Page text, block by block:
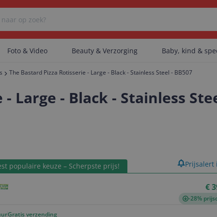
Er zijn geen categorieën gevonden.
Er zijn geen artikelen gevonden.
Foto & Video Beauty & Verzorging Baby, kind &
The Bastard Pizza Rotisserie - Large - Black - Stainless Steel - BB507
Large - Black - Stainless
populaire keuze – Scherpste prijs!
€
-28%
Gratis verzending
Prijsalert